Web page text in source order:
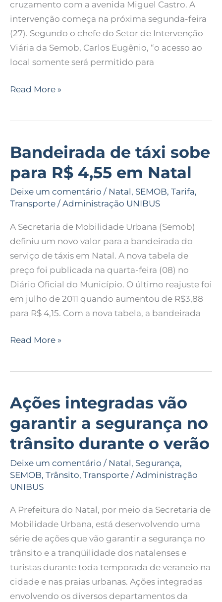
cruzamento com a avenida Miguel Castro. A
intervenção começa na próxima segunda-feira
(27). Segundo o chefe do Setor de Intervenção
Viária da Semob, Carlos Eugênio, “o acesso ao
local somente será permitido para
Read More »
Bandeirada de táxi sobe
para R$ 4,55 em Natal
Deixe um comentário / Natal, SEMOB, Tarifa,
Transporte / Administração UNIBUS
A Secretaria de Mobilidade Urbana (Semob)
definiu um novo valor para a bandeirada do
serviço de táxis em Natal. A nova tabela de
preço foi publicada na quarta-feira (08) no
Diário Oficial do Município. O último reajuste foi
em julho de 2011 quando aumentou de R$3,88
para R$ 4,15. Com a nova tabela, a bandeirada
Bandeirada
táxi
sobe
para
Natal
Read More »
Ações integradas vão
garantir a segurança no
trânsito durante o verão
Deixe um comentário / Natal, Segurança,
SEMOB, Trânsito, Transporte / Administração
UNIBUS
A Prefeitura do Natal, por meio da Secretaria de
Mobilidade Urbana, está desenvolvendo uma
série de ações que vão garantir a segurança no
trânsito e a tranqüilidade dos natalenses e
turistas durante toda temporada de veraneio na
cidade e nas praias urbanas. Ações integradas
envolvendo os diversos departamentos da
Ações
integradas
vão
garantir
segurança
no
durante
o
verão